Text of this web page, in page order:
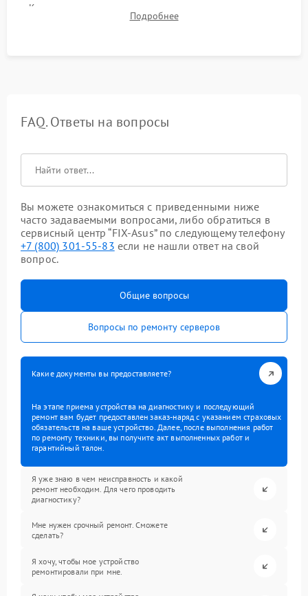
Контроль температурных режимов, проверка отсутствия
троттлинга и подготовка сервера к выдаче.
Подробнее
FAQ. Ответы на вопросы
Вы можете ознакомиться с приведенными ниже
часто задаваемыми вопросами, либо обратиться в
сервисный центр “FIX-Asus” по следующему телефону
+7 (800) 301-55-83 если не нашли ответ на свой
вопрос.
Общие вопросы
Вопросы по ремонту серверов
Какие документы вы предоставляете?
На этапе приема устройства на диагностику и последующий
ремонт вам будет предоставлен заказ-наряд с указанием страховых
обязательств на ваше устройство. Далее, после выполнения работ
по ремонту техники, вы получите акт выполненных работ и
гарантийный талон.
Я уже знаю в чем неисправность и какой
ремонт необходим. Для чего проводить
диагностику?
Мне нужен срочный ремонт. Сможете
сделать?
Я хочу, чтобы мое устройство
ремонтировали при мне.